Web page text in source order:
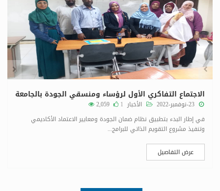
الاجتماع التفاكري الأول لرؤساء ومنسقي الجودة بالجامعة
الأخبار 1
2,059
في إطار البدء بتطبيق نظام ضمان الجودة ومعايير الاعتماد الأكاديمي
وتنفيذ مشروع التقويم الذاتي للبرامج...
عرض التفاصيل